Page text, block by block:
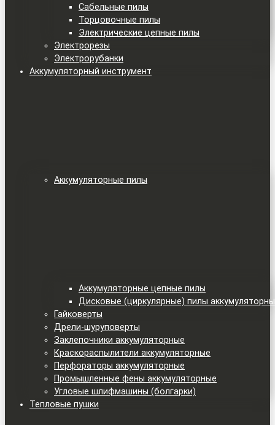
Сабельные пилы
Торцовочные пилы
Электрические цепные пилы
Электрорезы
Электрорубанки
Аккумуляторный инструмент
Аккумуляторные пилы
Аккумуляторные цепные пилы
Дисковые (циркулярные) пилы
Гайковерты
Дрели-шуруповерты
Заклепочники аккумуляторные
Краскораспылители аккумуляторные
Перфораторы аккумуляторные
Промышленные фены аккумуляторные
Угловые шлифмашины (болгарки)
Тепловые пушки